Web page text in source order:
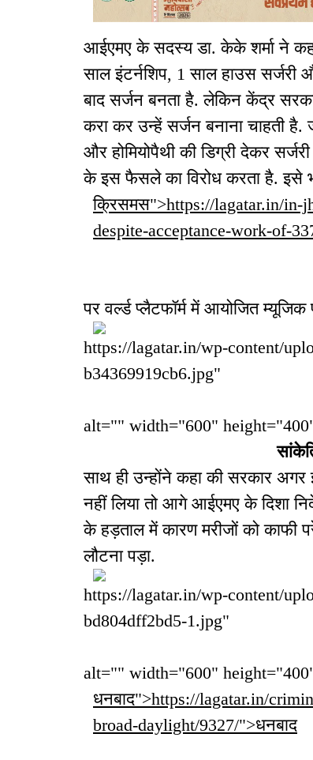
आईएमए के सदस्य डा. केके शर्मा ने
साल इंटर्नशिप, 1 साल हाउस
बाद सर्जन बनता है. लेकिन केंद्र
करा कर उन्हें सर्जन बनाना चाहती
और होमियोपैथी की डिग्री देकर
के इस फैसले का विरोध करता है. इसे
क्रिसमस">https://lagatar.in/in-
despite-acceptance-work-of-
पर वर्ल्ड प्लैटफॉर्म में आयोजित
https://lagatar.in/wp-content/
b34369919cb6.jpg"
alt="" width="600"
साथ ही उन्होंने कहा की सरकार
नहीं लिया तो आगे आईएमए के दिशा
के हड़ताल में कारण मरीजों को काफी
लौटना पड़ा.
https://lagatar.in/wp-content/
bd804dff2bd5-1.jpg"
alt="" width="600"
धनबाद">https://lagatar.in/
broad-daylight/9327/">धनबाद